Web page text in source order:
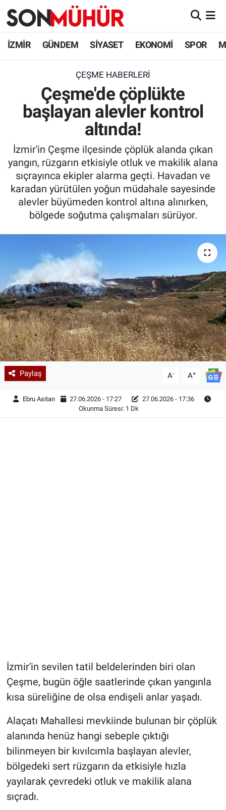
İZMİR GÜNDEM SİYASET EKONOMİ SPOR
ÇEŞME HABERLERI
Çeşme'de çöplükte
başlayan alevler kontrol
altında!
İzmir'in Çeşme ilçesinde çöplük alanda çıkan
yangın, rüzgarın etkisiyle otluk ve makilik alana
sıçrayınca ekipler alarma geçti. Havadan ve
karadan yürütülen yoğun müdahale sayesinde
alevler büyümeden kontrol altına alınırken,
bölgede soğutma çalışmaları sürüyor.
Paylaş A- A+
Ebru Asitan 27.06.2026 - 17:27
27.06.2026 - 17:36
Okunma Süresi: 1 Dk
İzmir'in sevilen tatil beldelerinden biri olan
Çeşme, bugün öğle saatlerinde çıkan yangınla
kısa süreliğine de olsa endişeli anlar yaşadı.
Alaçatı Mahallesi mevkiinde bulunan bir çöplük
alanında henüz hangi sebeple çıktığı
bilinmeyen bir kıvılcımla başlayan alevler,
bölgedeki sert rüzgarın da etkisiyle hızla
yayılarak çevredeki otluk ve makilik alana
sıçradı.
İzmir Nöbetçi Eczaneler
İzmir Namaz Vakitleri
İzmir Trafik Yoğunluk Haritası
Tüm Manşetler
Son Dakika Haberleri
Haber Arşivi